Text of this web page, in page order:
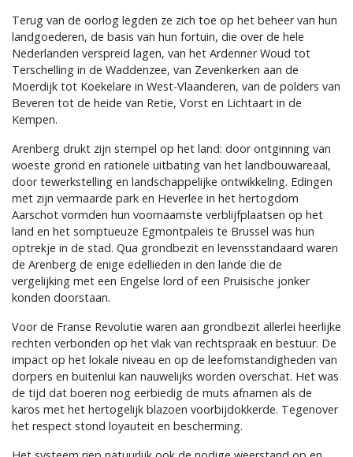
Terug van de oorlog legden ze zich toe op het beheer van hun
landgoederen, de basis van hun fortuin, die over de hele
Nederlanden verspreid lagen, van het Ardenner Woud tot
Terschelling in de Waddenzee, van Zevenkerken aan de
Moerdijk tot Koekelare in West-Vlaanderen, van de polders van
Beveren tot de heide van Retie, Vorst en Lichtaart in de
Kempen.
Arenberg drukt zijn stempel op het land: door ontginning van
woeste grond en rationele uitbating van het landbouwareaal,
door tewerkstelling en landschappelijke ontwikkeling. Edingen
met zijn vermaarde park en Heverlee in het hertogdom
Aarschot vormden hun voornaamste verblijfplaatsen op het
land en het somptueuze Egmontpaleis te Brussel was hun
optrekje in de stad. Qua grondbezit en levensstandaard waren
de Arenberg de enige edellieden in den lande die de
vergelijking met een Engelse lord of een Pruisische jonker
konden doorstaan.
Voor de Franse Revolutie waren aan grondbezit allerlei heerlijke
rechten verbonden op het vlak van rechtspraak en bestuur. De
impact op het lokale niveau en op de leefomstandigheden van
dorpers en buitenlui kan nauwelijks worden overschat. Het was
de tijd dat boeren nog eerbiedig de muts afnamen als de
karos met het hertogelijk blazoen voorbijdokkerde. Tegenover
het respect stond loyauteit en bescherming.